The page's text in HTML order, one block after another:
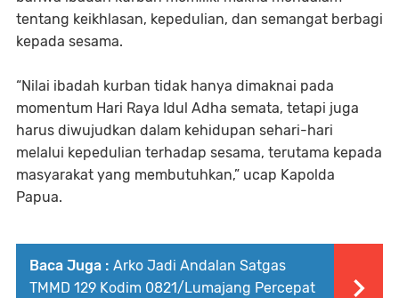
tentang keikhlasan, kepedulian, dan semangat berbagi
kepada sesama.
“Nilai ibadah kurban tidak hanya dimaknai pada
momentum Hari Raya Idul Adha semata, tetapi juga
harus diwujudkan dalam kehidupan sehari-hari
melalui kepedulian terhadap sesama, terutama kepada
masyarakat yang membutuhkan,” ucap Kapolda
Papua.
Baca Juga : Arko Jadi Andalan Satgas
TMMD 129 Kodim 0821/Lumajang Percepat